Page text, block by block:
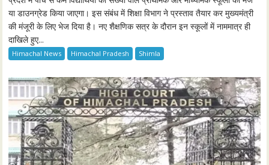
या डाउनग्रेड किया जाएगा। इस संबंध में शिक्षा विभाग ने प्रस्ताव तैयार कर मुख्यमंत्री
की मंजूरी के लिए भेज दिया है। नए शैक्षणिक सत्र के दौरान इन स्कूलों में नाममात्र ही
दाखिले हुए...
Himachal News Himachal Pradesh Shimla